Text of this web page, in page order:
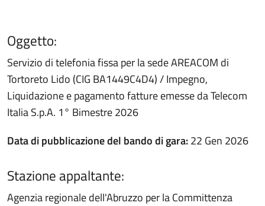
Oggetto:
Servizio di telefonia fissa per la sede AREACOM di
Tortoreto Lido (CIG BA1449C4D4) / Impegno,
Liquidazione e pagamento fatture emesse da Telecom
Italia S.p.A. 1° Bimestre 2026
Data di pubblicazione del bando di gara:22 Gen 2026
Stazione appaltante:
Agenzia regionale dell'Abruzzo per la Committenza